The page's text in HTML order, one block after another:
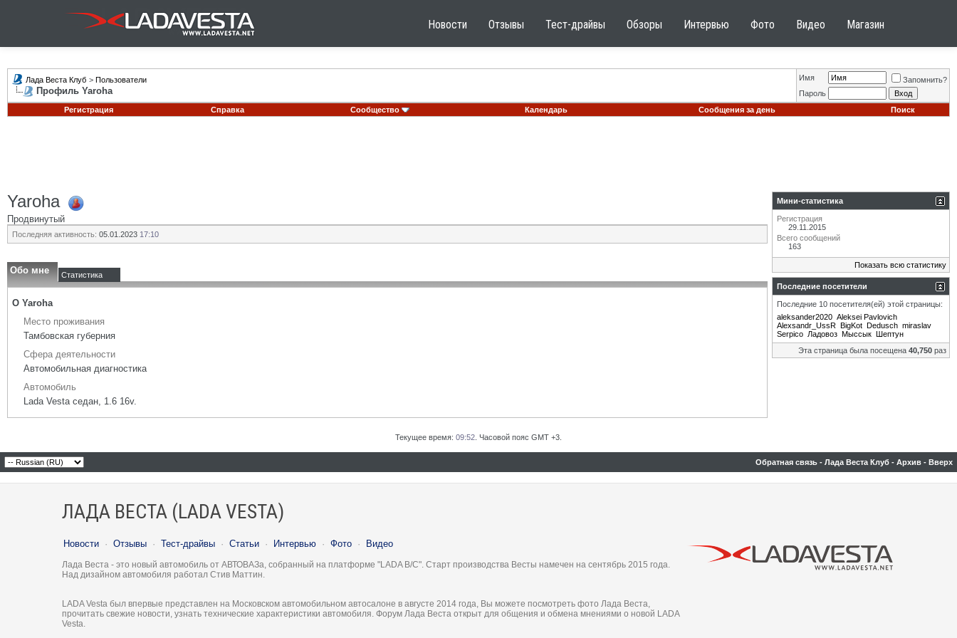
Новости Отзывы Тест-драйвы Обзоры Интервью Фото Видео Магазин
Лада Веста Клуб > Пользователи
Профиль Yaroha
Имя
Запомнить?
Пароль
Регистрация
Справка Сообщество Календарь Сообщения за день Поиск
Yaroha
Продвинутый
Последняя активность: 05.01.2023 17:10
Обо мне Статистика
О Yaroha
Место проживания
Тамбовская губерния
Сфера деятельности
Автомобильная диагностика
Автомобиль
Lada Vesta седан, 1.6 16v.
Мини-статистика
Регистрация
29.11.2015
Всего сообщений
163
Показать всю статистику
Последние посетители
Последние 10 посетителя(ей) этой страницы:
aleksander2020 Aleksei Pavlovich
Alexsandr_UssR BigKot Dedusch miraslav
Serpico Ладовоз Мыссык Шептун
Эта страница была посещена 40,750 раз
Текущее время: 09:52 . Часовой пояс GMT +3.
Обратная связь - Лада Веста Клуб - Архив - Вверх
ЛАДА ВЕСТА (LADA VESTA)
Новости · Отзывы · Тест-драйвы · Статьи · Интервью · Фото · Видео
Лада Веста - это новый автомобиль от АВТОВАЗа, собранный на платформе "LADA B/C". Старт производства Весты намечен на сентябрь 2015 года.
Над дизайном автомобиля работал Стив Маттин.
LADA Vesta был впервые представлен на Московском автомобильном автосалоне в августе 2014 года, Вы можете посмотреть фото Лада Веста,
прочитать свежие новости, узнать технические характеристики автомобиля. Форум Лада Веста открыт для общения и обмена мнениями о новой LADA
Vesta.